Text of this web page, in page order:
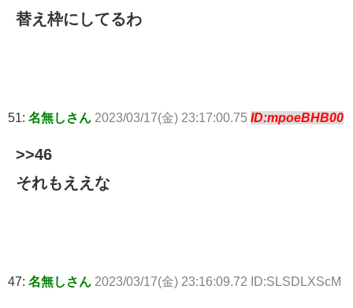
替え枠にしてるわ
51: 名無しさん 2023/03/17(金) 23:17:00.75 ID:mpoeBHB00
>>46
それもええな
47: 名無しさん 2023/03/17(金) 23:16:09.72 ID:SLSDLXScM